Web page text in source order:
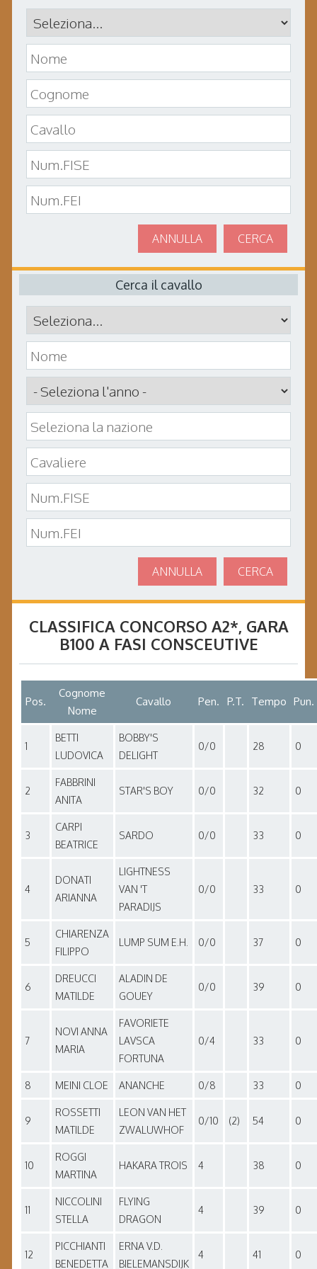
CERCA
ANNULLA
Cerca il cavallo
CERCA
ANNULLA
CLASSIFICA CONCORSO A2*, GARA
B100 A FASI CONSCEUTIVE
Pos.
Cognome
Nome
Cavallo Pen. P.T. Tempo Pun.
1
BETTI
LUDOVICA
BOBBY'S
DELIGHT
0/0 28 0
2
FABBRINI
ANITA
STAR'S BOY 0/0 32 0
3
CARPI
BEATRICE
SARDO 0/0 33 0
4
DONATI
ARIANNA
LIGHTNESS
VAN 'T
PARADIJS
0/0 33 0
5
CHIARENZA
FILIPPO
LUMP SUM E.H. 0/0 37 0
6
DREUCCI
MATILDE
ALADIN DE
GOUEY
0/0 39 0
7
NOVI ANNA
MARIA
FAVORIETE
LAVSCA
FORTUNA
0/4 33 0
8 MEINI CLOE ANANCHE 0/8 33 0
9
ROSSETTI
MATILDE
LEON VAN HET
ZWALUWHOF
0/10 (2) 54 0
10
ROGGI
MARTINA
HAKARA TROIS 4 38 0
11
NICCOLINI
STELLA
FLYING
DRAGON
4 39 0
12
PICCHIANTI
BENEDETTA
ERNA V.D.
BIELEMANSDIJK
4 41 0